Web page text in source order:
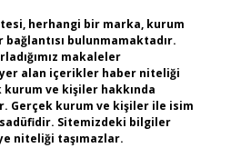
herhangi bir marka, kurum
bulunmamaktadır.
makaleler
alan içerikler haber niteliği
ve kişiler hakkında
Gerçek kurum ve kişiler ile isim
Sitemizdeki bilgiler
niteliği taşımazlar.